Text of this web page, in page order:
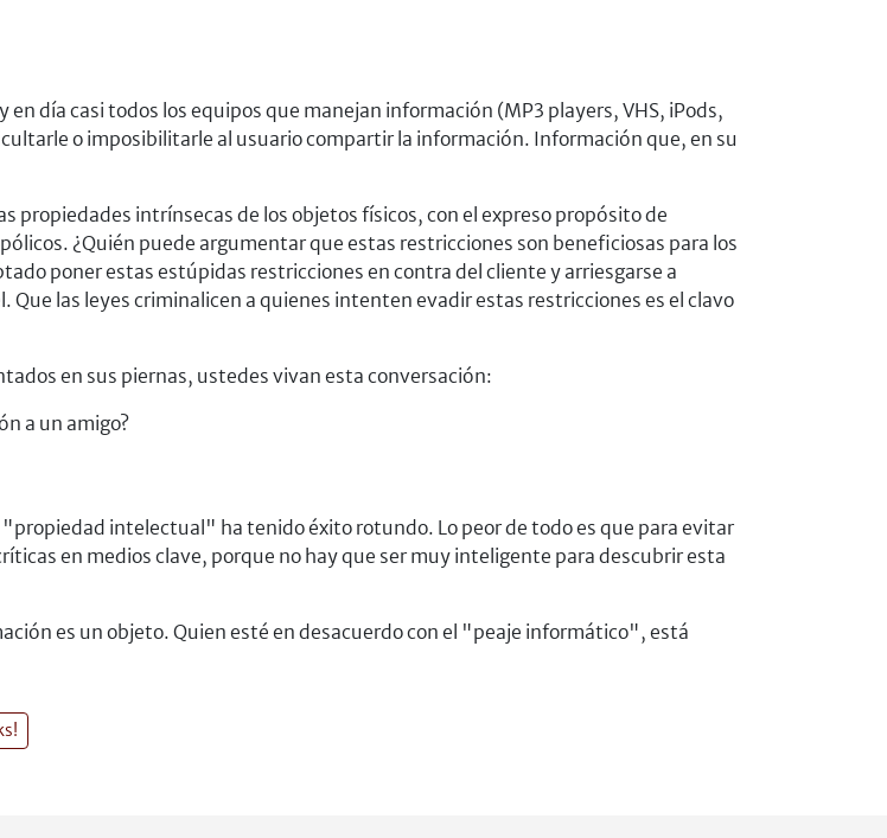
día casi todos los equipos que manejan información (MP3 players, VHS, iPods,
o imposibilitarle al usuario compartir la información. Información que, en su
intrínsecas de los objetos físicos, con el expreso propósito de
¿Quién puede argumentar que estas restricciones son beneficiosas para los
poner estas estúpidas restricciones en contra del cliente y arriesgarse a
las leyes criminalicen a quienes intenten evadir estas restricciones es el clavo
en sus piernas, ustedes vivan esta conversación:
a un amigo?
intelectual" ha tenido éxito rotundo. Lo peor de todo es que para evitar
en medios clave, porque no hay que ser muy inteligente para descubrir esta
es un objeto. Quien esté en desacuerdo con el "peaje informático", está